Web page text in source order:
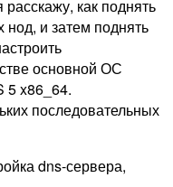
расскажу, как поднять
нод, и затем поднять
основной ОС
5 x86_64.
последовательных
dns-сервера,